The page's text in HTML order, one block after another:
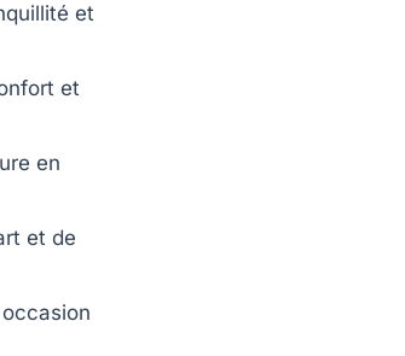
et
et
en
et de